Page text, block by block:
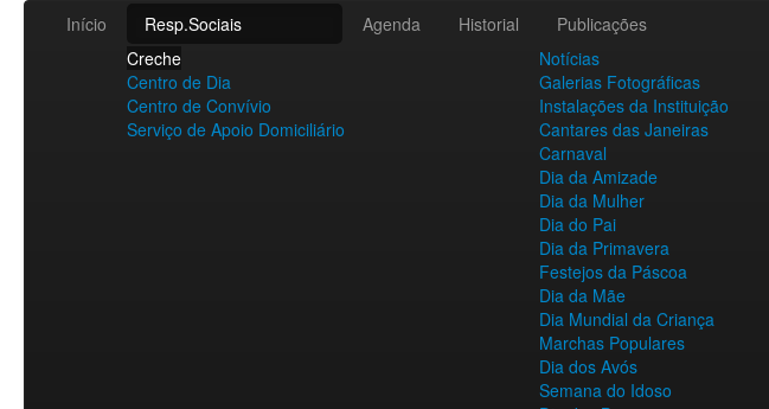
Início
Resp.Sociais
Creche
Centro de Dia
Centro de Convívio
Serviço de Apoio Domiciliário
Agenda Historial
Publicações
Notícias
Galerias Fotográficas
Instalações da Instituição
Cantares das Janeiras
Carnaval
Dia da Amizade
Dia da Mulher
Dia do Pai
Dia da Primavera
Festejos da Páscoa
Dia da Mãe
Dia Mundial da Criança
Marchas Populares
Dia dos Avós
Semana do Idoso